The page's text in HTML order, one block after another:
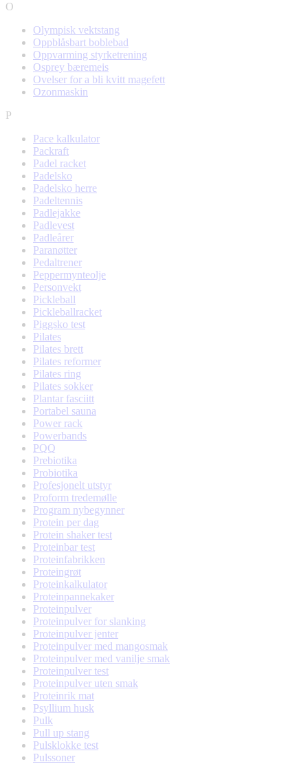
O
Olympisk vektstang
Oppblåsbart boblebad
Oppvarming styrketrening
Osprey bæremeis
Ovelser for a bli kvitt magefett
Ozonmaskin
P
Pace kalkulator
Packraft
Padel racket
Padelsko
Padelsko herre
Padeltennis
Padlejakke
Padlevest
Padleårer
Paranøtter
Pedaltrener
Peppermynteolje
Personvekt
Pickleball
Pickleballracket
Piggsko test
Pilates
Pilates brett
Pilates reformer
Pilates ring
Pilates sokker
Plantar fasciitt
Portabel sauna
Power rack
Powerbands
PQQ
Prebiotika
Probiotika
Profesjonelt utstyr
Proform tredemølle
Program nybegynner
Protein per dag
Protein shaker test
Proteinbar test
Proteinfabrikken
Proteingrøt
Proteinkalkulator
Proteinpannekaker
Proteinpulver
Proteinpulver for slanking
Proteinpulver jenter
Proteinpulver med mangosmak
Proteinpulver med vanilje smak
Proteinpulver test
Proteinpulver uten smak
Proteinrik mat
Psyllium husk
Pulk
Pull up stang
Pulsklokke test
Pulssoner